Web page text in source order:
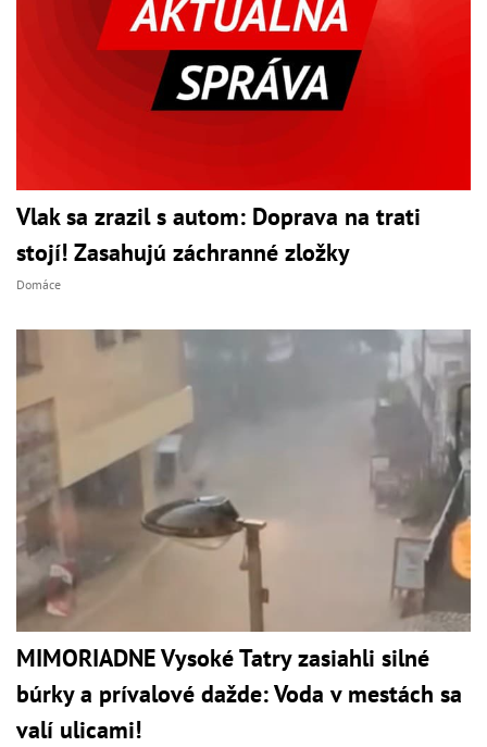
Vlak sa zrazil s autom: Doprava na trati
stojí! Zasahujú záchranné zložky
Domáce
MIMORIADNE Vysoké Tatry zasiahli silné
búrky a prívalové dažde: Voda v mestách sa
valí ulicami!